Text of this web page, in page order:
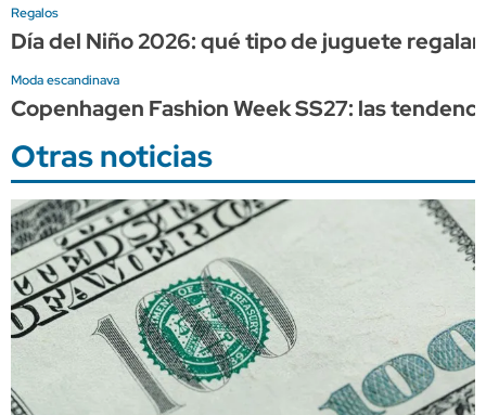
Regalos
Día del Niño 2026: qué tipo de juguete
Moda escandinava
Copenhagen Fashion Week SS27: las
Otras noticias